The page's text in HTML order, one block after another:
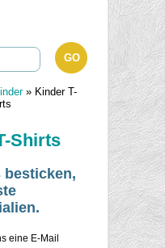
» Kinder T-
Shirts
besticken,
eine E-Mail